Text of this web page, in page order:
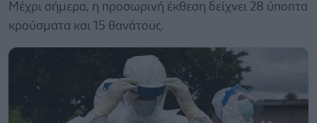
Μέχρι σήμερα, η προσωρινή έκθεση δείχνει 28 ύποπτα
κρούσματα και 15 θανάτους.